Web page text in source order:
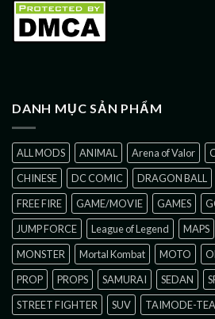
DANH MỤC SẢN PHẨM
ALL MODS ANIMAL Arena of Valor
CHINESE
DC COMIC DRAGON BALL
FREE FIRE
GAME/MOVIE GAMES
JUMP FORCE
League of Legend MAPS
MONSTER
Mortal Kombat MOTO
PROP
PROPS SAMURAI SEDAN
STREET FIGHTER
SUV TAIMODE-